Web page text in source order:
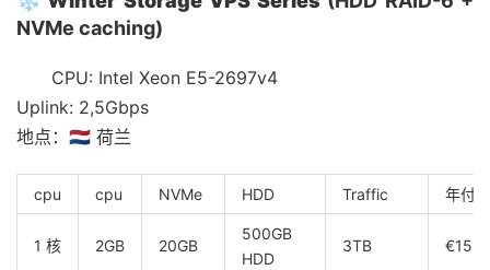
NVMe caching)
CPU: Intel Xeon E5-2697v4
Uplink: 2,5Gbps
地点：🇳🇱 荷兰
cpu cpu NVMe HDD Traffic 年付
1 核 2GB 20GB
500GB
HDD
3TB €15